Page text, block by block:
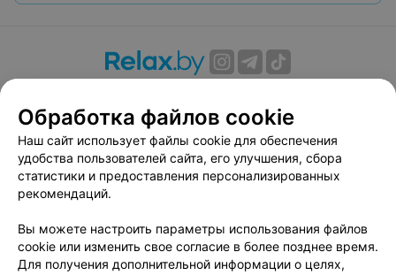
Вакансии
Публичный договор
Способы оплаты
Публичный договор по использованию сервиса
«Афиша»
Пользовательское соглашение
Связаться по вопросам сотрудничества
Написать руководителю relax.by
Обработка файлов cookie
Наш сайт использует файлы cookie для обеспечения
удобства пользователей сайта, его улучшения, сбора
статистики и предоставления персонализированных
рекомендаций.
Вы можете настроить параметры использования файлов
cookie или изменить свое согласие в более позднее время.
Для получения дополнительной информации о целях,